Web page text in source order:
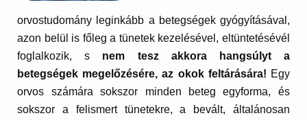
orvostudomány leginkább a betegségek gyógyításával,
azon belül is főleg a tünetek kezelésével, eltüntetésévél
foglalkozik, s nem tesz akkora hangsúlyt a
betegségek megelőzésére, az okok feltárására! Egy
orvos számára sokszor minden beteg egyforma, és
sokszor a felismert tünetekre, a bevált, általánosan